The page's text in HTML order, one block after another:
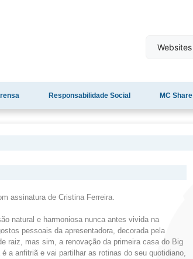
Responsabilidade Social MC Share
assinatura de Cristina Ferreira.
natural e harmoniosa nunca antes vivida na
pessoais da apresentadora, decorada pela
raiz, mas sim, a renovação da primeira casa do Big
a anfitriã e vai partilhar as rotinas do seu quotidiano,